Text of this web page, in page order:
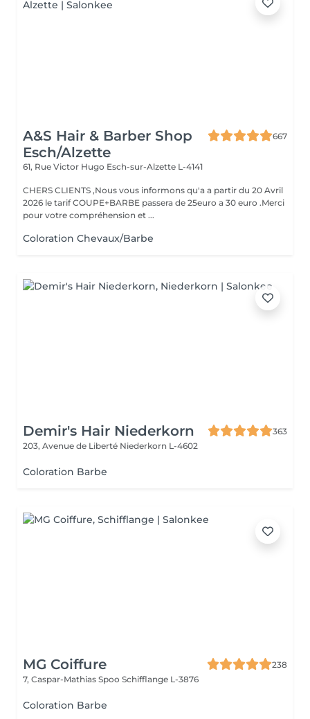
A&S Hair & Barber Shop
Esch/Alzette
667
61, Rue Victor Hugo Esch-sur-Alzette L-4141
CHERS CLIENTS ,Nous vous informons qu'a a partir du 20 Avril
2026 le tarif COUPE+BARBE passera de 25euro a 30 euro .Merci
pour votre compréhension et ...
Coloration Chevaux/Barbe
Demir's Hair Niederkorn
363
203, Avenue de Liberté Niederkorn L-4602
Coloration Barbe
MG Coiffure
238
7, Caspar-Mathias Spoo Schifflange L-3876
Coloration Barbe